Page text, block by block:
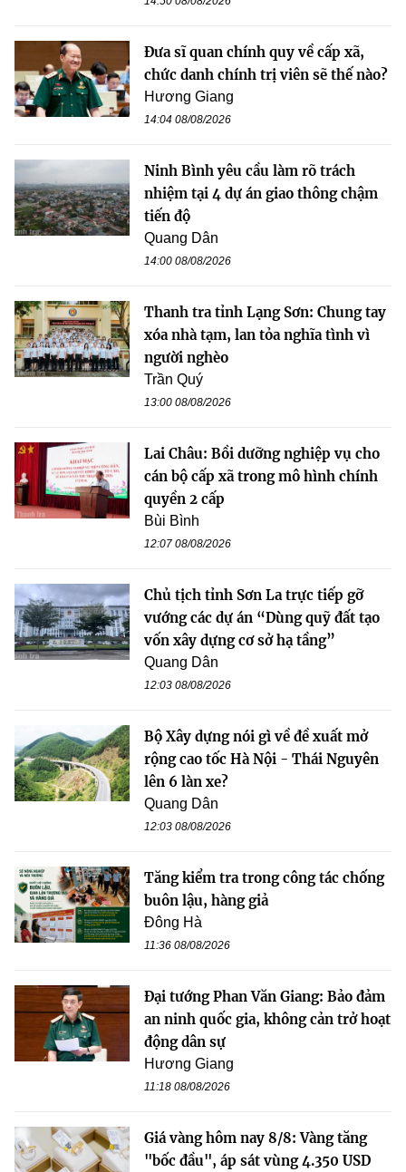
Đưa sĩ quan chính quy về cấp xã,
chức danh chính trị viên sẽ thế nào?
Hương Giang
14:04 08/08/2026
Ninh Bình yêu cầu làm rõ trách
nhiệm tại 4 dự án giao thông chậm
tiến độ
Quang Dân
14:00 08/08/2026
Thanh tra tỉnh Lạng Sơn: Chung tay
xóa nhà tạm, lan tỏa nghĩa tình vì
người nghèo
Trần Quý
13:00 08/08/2026
Lai Châu: Bồi dưỡng nghiệp vụ cho
cán bộ cấp xã trong mô hình chính
quyền 2 cấp
Bùi Bình
12:07 08/08/2026
Chủ tịch tỉnh Sơn La trực tiếp gỡ
vướng các dự án “Dùng quỹ đất tạo
vốn xây dựng cơ sở hạ tầng”
Quang Dân
12:03 08/08/2026
Bộ Xây dựng nói gì về đề xuất mở
rộng cao tốc Hà Nội - Thái Nguyên
lên 6 làn xe?
Quang Dân
12:03 08/08/2026
Tăng kiểm tra trong công tác chống
buôn lậu, hàng giả
Đông Hà
11:36 08/08/2026
Đại tướng Phan Văn Giang: Bảo đảm
an ninh quốc gia, không cản trở hoạt
động dân sự
Hương Giang
11:18 08/08/2026
Giá vàng hôm nay 8/8: Vàng tăng
"bốc đầu", áp sát vùng 4.350 USD